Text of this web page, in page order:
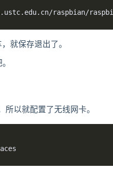
raspbian/
就保存退出了。
以就配置了无线网卡。